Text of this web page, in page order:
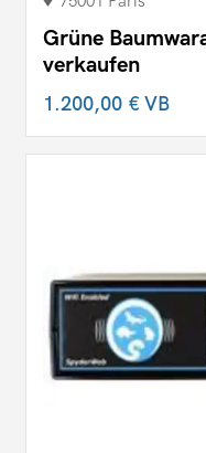
Grüne
verkaufen
1.200,00 €VB